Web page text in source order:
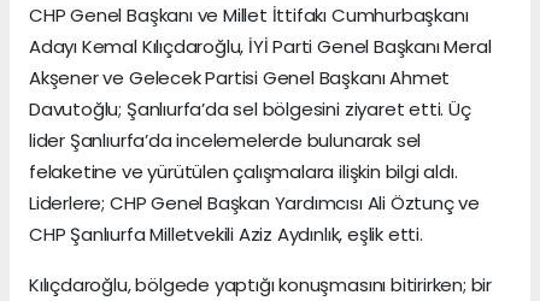
CHP Genel Başkanı ve Millet İttifakı Cumhurbaşkanı
Adayı Kemal Kılıçdaroğlu, İYİ Parti Genel Başkanı Meral
Akşener ve Gelecek Partisi Genel Başkanı Ahmet
Davutoğlu; Şanlıurfa’da sel bölgesini ziyaret etti. Üç
lider Şanlıurfa’da incelemelerde bulunarak sel
felaketine ve yürütülen çalışmalara ilişkin bilgi aldı.
Liderlere; CHP Genel Başkan Yardımcısı Ali Öztunç ve
CHP Şanlıurfa Milletvekili Aziz Aydınlık, eşlik etti.
Kılıçdaroğlu, bölgede yaptığı konuşmasını bitirirken; bir